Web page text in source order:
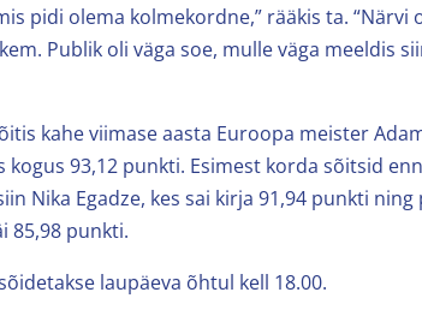
pidi olema kolmekordne,” rääkis ta. “Närvi
Publik oli väga soe, mulle väga meeldis
kahe viimase aasta Euroopa meister
kogus 93,12 punkti. Esimest korda sõitsid
Nika Egadze, kes sai kirja 91,94 punkti
85,98 punkti.
laupäeva õhtul kell 18.00.